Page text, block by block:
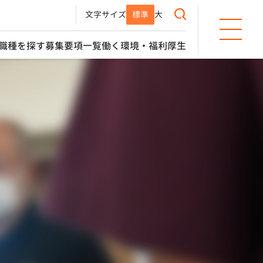
文字サイズ 標準 大
種を探す募集要項一覧働く環境・福利厚生